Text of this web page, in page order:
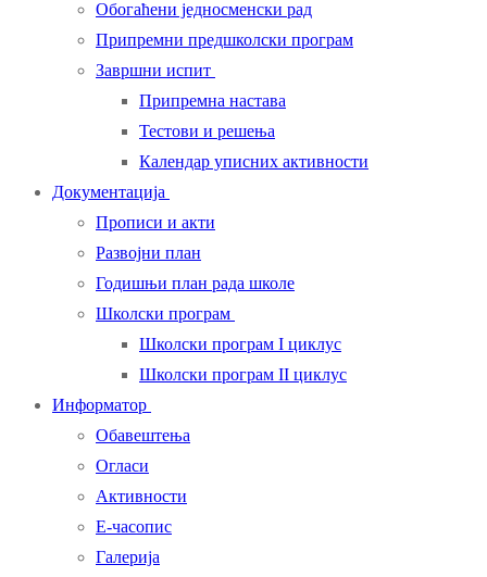
Обогаћени једносменски рад
Припремни предшколски програм
Завршни испит
Припремна настава
Тестови и решења
Календар уписних активности
Документација
Прописи и акти
Развојни план
Годишњи план рада школе
Школски програм
Школски програм I циклус
Школски програм II циклус
Информатор
Обавештења
Огласи
Активности
Е-часопис
Галерија